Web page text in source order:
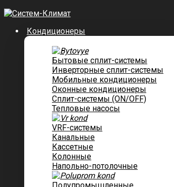
Кондиционеры
Бытовые сплит-системы
Инверторные сплит-системы
Мобильные кондиционеры
Оконные кондиционеры
Сплит-системы (ON/OFF)
Тепловые насосы
VRF-системы
Канальные
Касcетные
Колонные
Напольно-потолочные